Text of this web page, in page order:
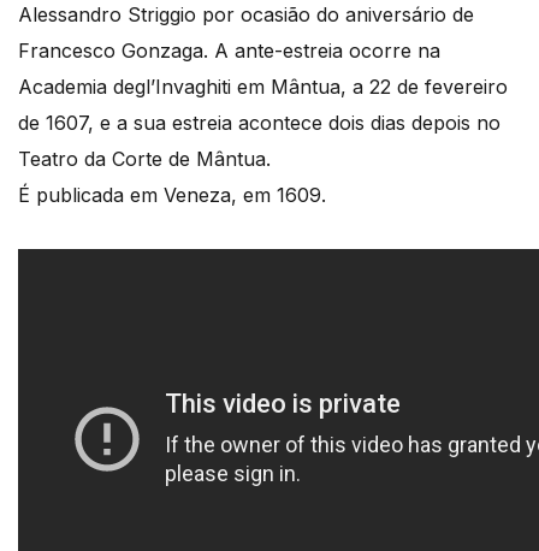
Alessandro Striggio por ocasião do aniversário de
Francesco Gonzaga. A ante-estreia ocorre na
Academia degl’Invaghiti em Mântua, a 22 de fevereiro
de 1607, e a sua estreia acontece dois dias depois no
Teatro da Corte de Mântua.
É publicada em Veneza, em 1609.